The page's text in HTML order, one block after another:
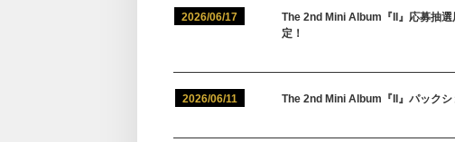
2026/06/17
The 2nd Mini Album『II』応募抽
定！
2026/06/11 The 2nd Mini Album『II』パックシ